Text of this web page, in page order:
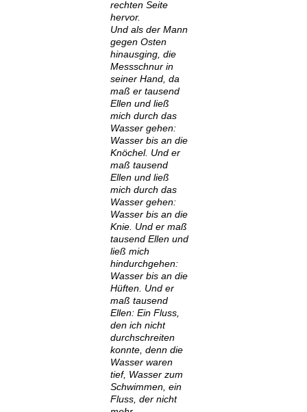
rechten Seite
hervor.
Und als der Mann
gegen Osten
hinausging, die
Messschnur in
seiner Hand, da
maß er tausend
Ellen und ließ
mich durch das
Wasser gehen:
Wasser bis an die
Knöchel. Und er
maß tausend
Ellen und ließ
mich durch das
Wasser gehen:
Wasser bis an die
Knie. Und er maß
tausend Ellen und
ließ mich
hindurchgehen:
Wasser bis an die
Hüften. Und er
maß tausend
Ellen: Ein Fluss,
den ich nicht
durchschreiten
konnte, denn die
Wasser waren
tief, Wasser zum
Schwimmen, ein
Fluss, der nicht